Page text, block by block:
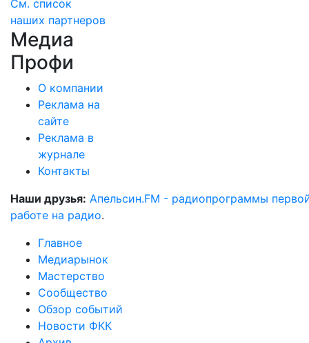
См. список
наших партнеров
Медиа
Профи
О компании
Реклама на
сайте
Реклама в
журнале
Контакты
Наши друзья: Апельсин.FM - радиопрограммы
работе на радио.
Главное
Медиарынок
Мастерство
Сообщество
Обзор событий
Новости ФКК